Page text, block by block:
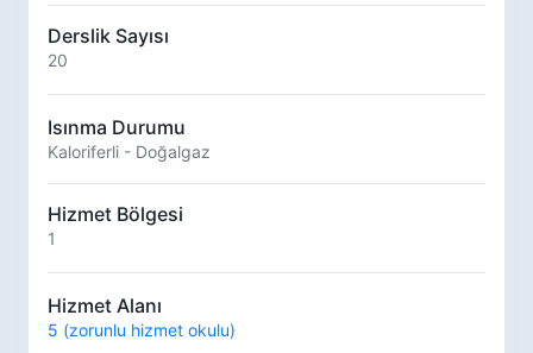
Derslik Sayısı
20
Isınma Durumu
Kaloriferli - Doğalgaz
Hizmet Bölgesi
1
Hizmet Alanı
5 (zorunlu hizmet okulu)